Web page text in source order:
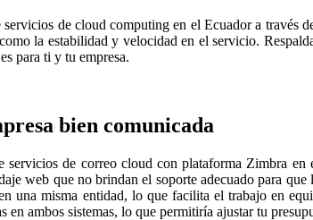
de cloud computing en el Ecuador a través
la estabilidad y velocidad en el servicio.
para ti y tu empresa.
bien comunicada
de correo cloud con plataforma Zimbra en
web que no brindan el soporte adecuado para
una misma entidad, lo que facilita el trabajo en
en ambos sistemas, lo que permitiría ajustar tu